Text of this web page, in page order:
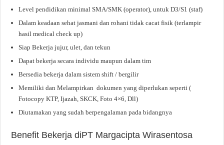
Level pendidikan minimal SMA/SMK (operator), untuk D3/S1 (staf)
Dalam keadaan sehat jasmani dan rohani tidak cacat fisik (terlampir
hasil medical check up)
Siap Bekerja jujur, ulet, dan tekun
Dapat bekerja secara individu maupun dalam tim
Bersedia bekerja dalam sistem shift / bergilir
Memiliki dan Melampirkan dokumen yang diperlukan seperti (
Fotocopy KTP, Ijazah, SKCK, Foto 4×6, Dll)
Diutamakan yang sudah berpengalaman pada bidangnya
Benefit Bekerja diPT Margacipta Wirasentosa